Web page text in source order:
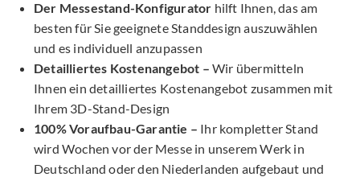
Der Messestand-Konfigurator hilft Ihnen, das am
besten für Sie geeignete Standdesign auszuwählen
und es individuell anzupassen
Detailliertes Kostenangebot – Wir übermitteln
Ihnen ein detailliertes Kostenangebot zusammen mit
Ihrem 3D-Stand-Design
100% Voraufbau-Garantie – Ihr kompletter Stand
wird Wochen vor der Messe in unserem Werk in
Deutschland oder den Niederlanden aufgebaut und